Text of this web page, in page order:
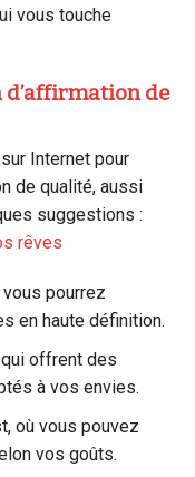
vous touche
d’affirmation de
Internet pour
de qualité, aussi
suggestions :
rêves
pourrez
en haute définition.
offrent des
à vos envies.
où vous pouvez
vos goûts.